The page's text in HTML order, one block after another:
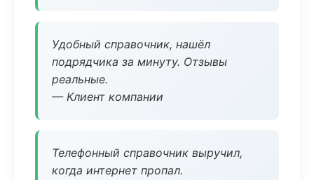
Удобный справочник, нашёл
подрядчика за минуту. Отзывы
реальные.
— Клиент компании
Телефонный справочник выручил,
когда интернет пропал.